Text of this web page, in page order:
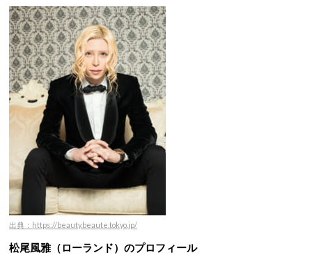
出典：https://beauty.beaute.tokyo.jp/
松尾風雅（ローランド）のプロフィール